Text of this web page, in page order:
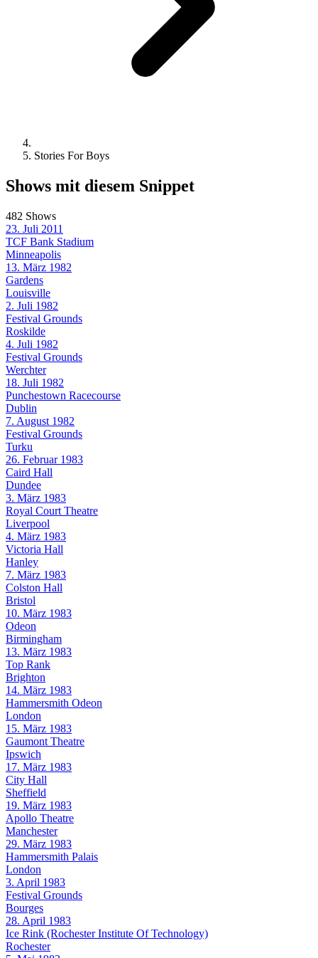
Stories For Boys
Shows mit diesem Snippet
482 Shows
23. Juli 2011
TCF Bank Stadium
Minneapolis
13. März 1982
Gardens
Louisville
2. Juli 1982
Festival Grounds
Roskilde
4. Juli 1982
Festival Grounds
Werchter
18. Juli 1982
Punchestown Racecourse
Dublin
7. August 1982
Festival Grounds
Turku
26. Februar 1983
Caird Hall
Dundee
3. März 1983
Royal Court Theatre
Liverpool
4. März 1983
Victoria Hall
Hanley
7. März 1983
Colston Hall
Bristol
10. März 1983
Odeon
Birmingham
13. März 1983
Top Rank
Brighton
14. März 1983
Hammersmith Odeon
London
15. März 1983
Gaumont Theatre
Ipswich
17. März 1983
City Hall
Sheffield
19. März 1983
Apollo Theatre
Manchester
29. März 1983
Hammersmith Palais
London
3. April 1983
Festival Grounds
Bourges
28. April 1983
Ice Rink (Rochester Institute Of Technology)
Rochester